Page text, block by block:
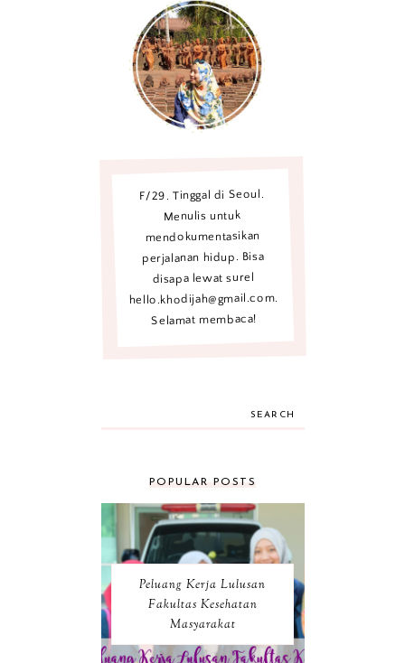
F/29. Tinggal di Seoul.
Menulis untuk
mendokumentasikan
perjalanan hidup. Bisa
disapa lewat surel
hello.khodijah@gmail.com.
Selamat membaca!
SEARCH
POPULAR POSTS
Peluang Kerja Lulusan
Fakultas Kesehatan
Masyarakat